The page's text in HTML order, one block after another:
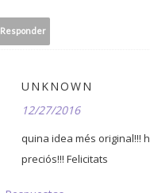
Responder
UNKNOWN
12/27/2016
quina idea més original!!!
preciós!!! Felicitats